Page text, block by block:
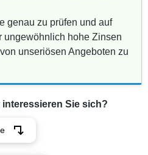
genau zu prüfen und auf
ungewöhnlich hohe Zinsen
unseriösen Angeboten zu
Sie sich?